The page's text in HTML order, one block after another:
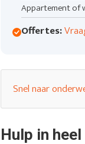
Appartement of
Offertes:
Snel naar
Hulp in